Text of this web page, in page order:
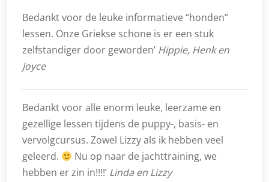
Bedankt voor de leuke informatieve “honden”
lessen. Onze Griekse schone is er een stuk
zelfstandiger door geworden’ Hippie, Henk en
Joyce
Bedankt voor alle enorm leuke, leerzame en
gezellige lessen tijdens de puppy-, basis- en
vervolgcursus. Zowel Lizzy als ik hebben veel
geleerd.
Nu op naar de jachttraining, we
hebben er zin in!!!!’ Linda en Lizzy